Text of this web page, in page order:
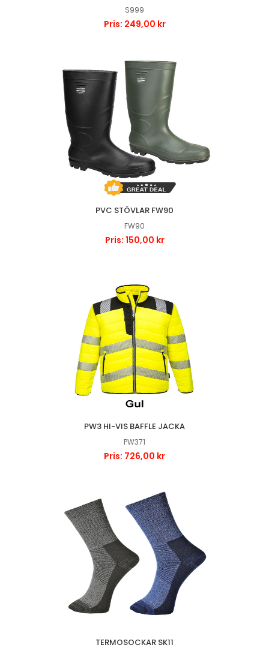
S999
Pris: 249,00 kr
PVC STÖVLAR FW90
FW90
Pris: 150,00 kr
PW3 HI-VIS BAFFLE JACKA
PW371
Pris: 726,00 kr
TERMOSOCKAR SK11